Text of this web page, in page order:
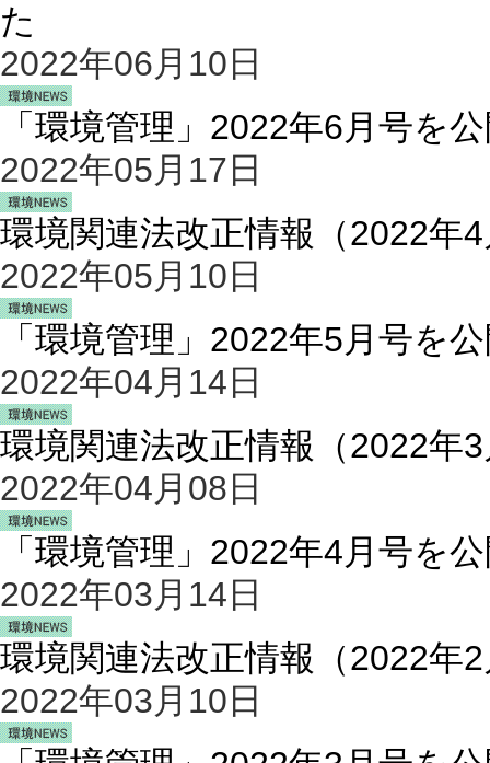
た
2022年06月10日
「環境管理」2022年6月号を
2022年05月17日
環境関連法改正情報（2022年
2022年05月10日
「環境管理」2022年5月号を
2022年04月14日
環境関連法改正情報（2022年
2022年04月08日
「環境管理」2022年4月号を
2022年03月14日
環境関連法改正情報（2022年
2022年03月10日